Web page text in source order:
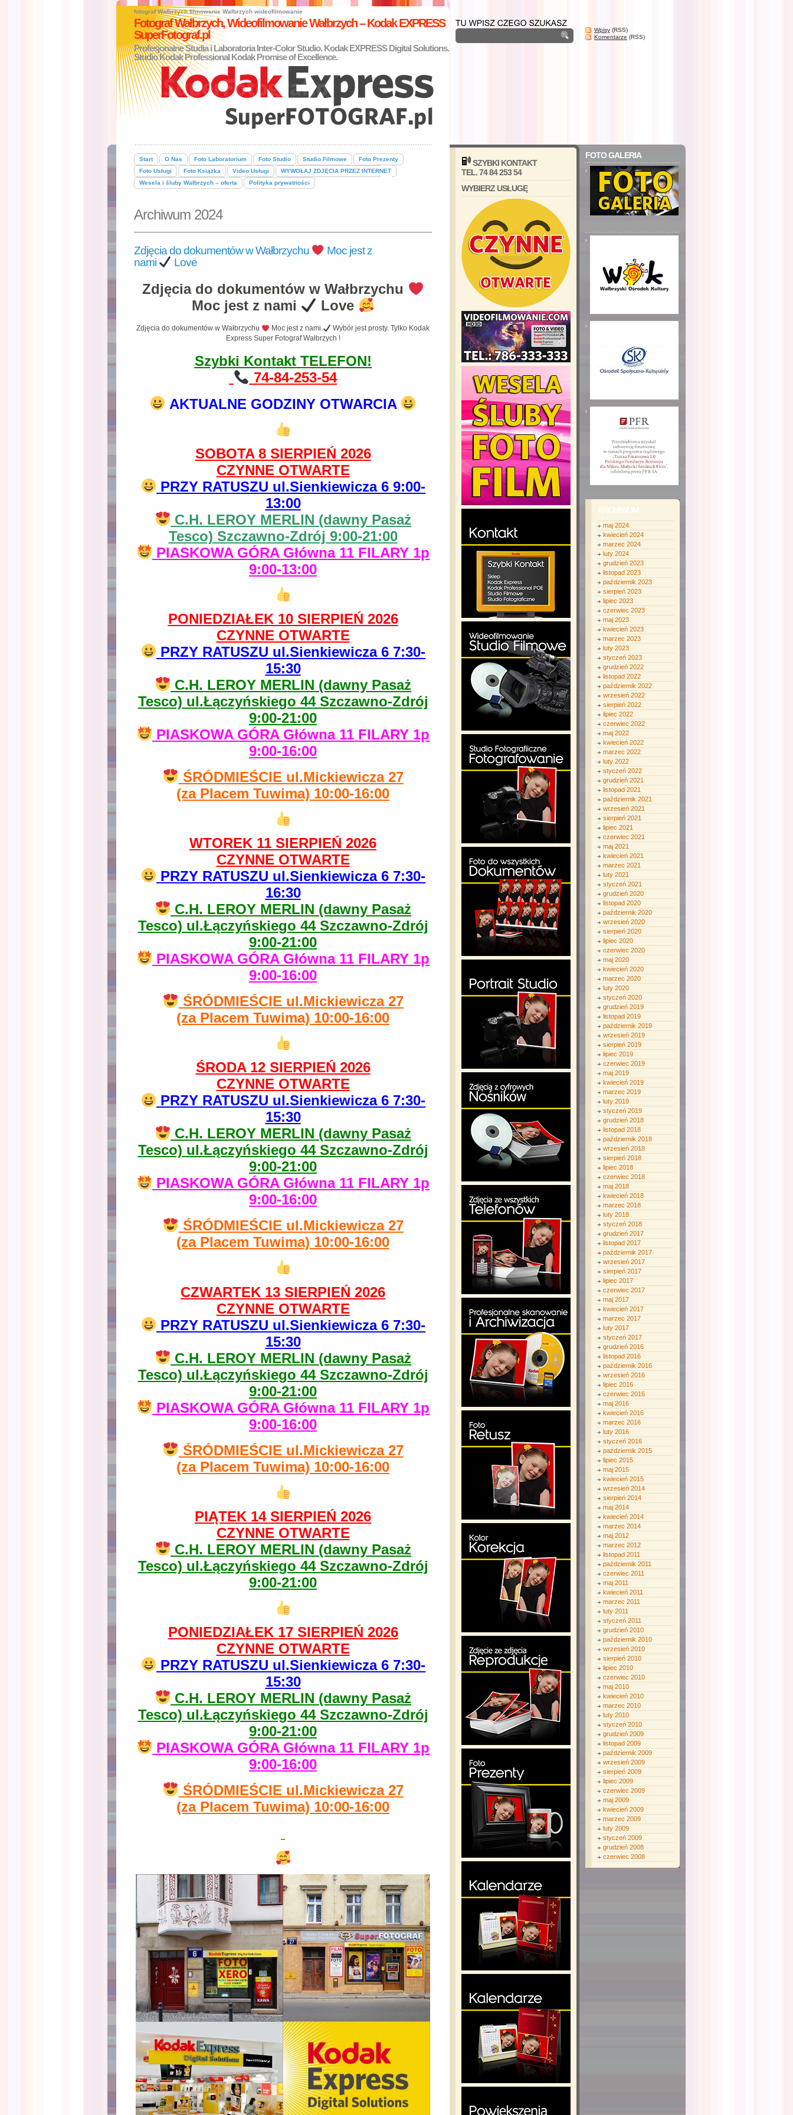
fotograf Wałbrzych filmowanie Wałbrzych wideofilmowanie
Fotograf Wałbrzych, Wideofilmowanie Wałbrzych – Kodak EXPRESS
SuperFotograf.pl
Profesjonalne Studia i Laboratoria Inter-Color Studio. Kodak EXPRESS Digital Solutions.
Studio Kodak Professional Kodak Promise of Excellence.
Wpisy (RSS)
Komentarze (RSS)
Start O Nas Foto Laboratorium Foto Studio Studio Filmowe
Foto Prezenty
Foto Usługi
Foto Książka Video Usługi
WYWOŁAJ ZDJĘCIA PRZEZ INTERNET
Wesela i śluby Wałbrzych – oferta
Polityka prywatności
Archiwum 2024
Zdjęcia do dokumentów w Wałbrzychu
Moc jest z
nami
Love
Zdjęcia do dokumentów w Wałbrzychu
Moc jest z nami
Love
Zdjęcia do dokumentów w Wałbrzychu Moc jest z nami
Wybór jest prosty. Tylko Kodak
Express Super Fotograf Wałbrzych !
Szybki Kontakt TELEFON!
74-84-253-54
AKTUALNE GODZINY OTWARCIA
SOBOTA 8 SIERPIEŃ 2026
CZYNNE OTWARTE
PRZY RATUSZU ul.Sienkiewicza 6 9:00-
13:00
C.H. LEROY MERLIN (dawny Pasaż
Tesco) Szczawno-Zdrój 9:00-21:00
PIASKOWA GÓRA Główna 11 FILARY 1p
9:00-13:00
PONIEDZIAŁEK 10 SIERPIEŃ 2026
CZYNNE OTWARTE
PRZY RATUSZU ul.Sienkiewicza 6 7:30-
15:30
C.H. LEROY MERLIN (dawny Pasaż
Tesco) ul.Łączyńskiego 44 Szczawno-Zdrój
9:00-21:00
PIASKOWA GÓRA Główna 11 FILARY 1p
9:00-16:00
ŚRÓDMIEŚCIE ul.Mickiewicza 27
(za Placem Tuwima) 10:00-16:00
WTOREK 11 SIERPIEŃ 2026
CZYNNE OTWARTE
PRZY RATUSZU ul.Sienkiewicza 6 7:30-
16:30
C.H. LEROY MERLIN (dawny Pasaż
Tesco) ul.Łączyńskiego 44 Szczawno-Zdrój
9:00-21:00
PIASKOWA GÓRA Główna 11 FILARY 1p
9:00-16:00
ŚRÓDMIEŚCIE ul.Mickiewicza 27
(za Placem Tuwima) 10:00-16:00
ŚRODA 12 SIERPIEŃ 2026
CZYNNE OTWARTE
PRZY RATUSZU ul.Sienkiewicza 6 7:30-
15:30
C.H. LEROY MERLIN (dawny Pasaż
Tesco) ul.Łączyńskiego 44 Szczawno-Zdrój
9:00-21:00
PIASKOWA GÓRA Główna 11 FILARY 1p
9:00-16:00
ŚRÓDMIEŚCIE ul.Mickiewicza 27
(za Placem Tuwima) 10:00-16:00
CZWARTEK 13 SIERPIEŃ 2026
CZYNNE OTWARTE
PRZY RATUSZU ul.Sienkiewicza 6 7:30-
15:30
C.H. LEROY MERLIN (dawny Pasaż
Tesco) ul.Łączyńskiego 44 Szczawno-Zdrój
9:00-21:00
PIASKOWA GÓRA Główna 11 FILARY 1p
9:00-16:00
ŚRÓDMIEŚCIE ul.Mickiewicza 27
(za Placem Tuwima) 10:00-16:00
PIĄTEK 14 SIERPIEŃ 2026
CZYNNE OTWARTE
C.H. LEROY MERLIN (dawny Pasaż
Tesco) ul.Łączyńskiego 44 Szczawno-Zdrój
9:00-21:00
PONIEDZIAŁEK 17 SIERPIEŃ 2026
CZYNNE OTWARTE
PRZY RATUSZU ul.Sienkiewicza 6 7:30-
15:30
C.H. LEROY MERLIN (dawny Pasaż
Tesco) ul.Łączyńskiego 44 Szczawno-Zdrój
9:00-21:00
PIASKOWA GÓRA Główna 11 FILARY 1p
9:00-16:00
ŚRÓDMIEŚCIE ul.Mickiewicza 27
(za Placem Tuwima) 10:00-16:00
SZYBKI KONTAKT
TEL. 74 84 253 54
WYBIERZ USŁUGĘ
FOTO GALERIA
ARCHIWUM
maj 2024
kwiecień 2024
marzec 2024
luty 2024
grudzień 2023
listopad 2023
październik 2023
sierpień 2023
lipiec 2023
czerwiec 2023
maj 2023
kwiecień 2023
marzec 2023
luty 2023
styczeń 2023
grudzień 2022
listopad 2022
październik 2022
wrzesień 2022
sierpień 2022
lipiec 2022
czerwiec 2022
maj 2022
kwiecień 2022
marzec 2022
luty 2022
styczeń 2022
grudzień 2021
listopad 2021
październik 2021
wrzesień 2021
sierpień 2021
lipiec 2021
czerwiec 2021
maj 2021
kwiecień 2021
marzec 2021
luty 2021
styczeń 2021
grudzień 2020
listopad 2020
październik 2020
wrzesień 2020
sierpień 2020
lipiec 2020
czerwiec 2020
maj 2020
kwiecień 2020
marzec 2020
luty 2020
styczeń 2020
grudzień 2019
listopad 2019
październik 2019
wrzesień 2019
sierpień 2019
lipiec 2019
czerwiec 2019
maj 2019
kwiecień 2019
marzec 2019
luty 2019
styczeń 2019
grudzień 2018
listopad 2018
październik 2018
wrzesień 2018
sierpień 2018
lipiec 2018
czerwiec 2018
maj 2018
kwiecień 2018
marzec 2018
luty 2018
styczeń 2018
grudzień 2017
listopad 2017
październik 2017
wrzesień 2017
sierpień 2017
lipiec 2017
czerwiec 2017
maj 2017
kwiecień 2017
marzec 2017
luty 2017
styczeń 2017
grudzień 2016
listopad 2016
październik 2016
wrzesień 2016
lipiec 2016
czerwiec 2016
maj 2016
kwiecień 2016
marzec 2016
luty 2016
styczeń 2016
październik 2015
lipiec 2015
maj 2015
kwiecień 2015
wrzesień 2014
sierpień 2014
maj 2014
kwiecień 2014
marzec 2014
maj 2012
marzec 2012
listopad 2011
październik 2011
czerwiec 2011
maj 2011
kwiecień 2011
marzec 2011
luty 2011
styczeń 2011
grudzień 2010
październik 2010
wrzesień 2010
sierpień 2010
lipiec 2010
czerwiec 2010
maj 2010
kwiecień 2010
marzec 2010
luty 2010
styczeń 2010
grudzień 2009
listopad 2009
październik 2009
wrzesień 2009
sierpień 2009
lipiec 2009
czerwiec 2009
maj 2009
kwiecień 2009
marzec 2009
luty 2009
styczeń 2009
grudzień 2008
czerwiec 2008